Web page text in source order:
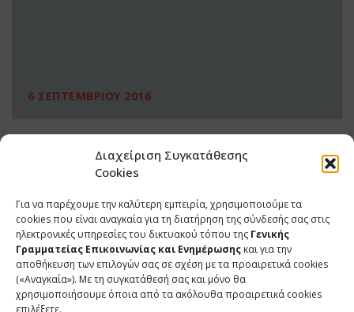
Διαχείριση Συγκατάθεσης
Cookies
Για να παρέχουμε την καλύτερη εμπειρία, χρησιμοποιούμε τα
cookies που είναι αναγκαία για τη διατήρηση της σύνδεσής σας στις
ηλεκτρονικές υπηρεσίες του δικτυακού τόπου της Γενικής
Γραμματείας Επικοινωνίας και Ενημέρωσης και για την
αποθήκευση των επιλογών σας σε σχέση με τα προαιρετικά cookies
(«Αναγκαία»). Με τη συγκατάθεσή σας και μόνο θα
χρησιμοποιήσουμε όποια από τα ακόλουθα προαιρετικά cookies
επιλέξετε.
6 ΣΕΠΤΕΜΒΡΙΟΥ 2016
ΕΠΙΚΟΙΝΩΝΙΑ